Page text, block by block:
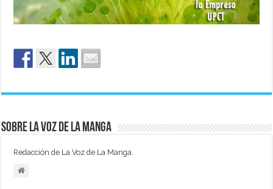
Sobre La Voz de La Manga
Redacción de La Voz de La Manga.